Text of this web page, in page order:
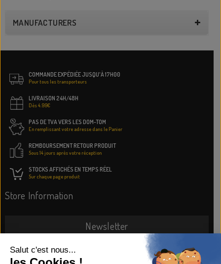
MANUFACTURERS
COMMANDE EXPÉDIÉE JUSQU'À 17H00
Pour tous les transporteurs
LIVRAISON 24H/48H
Dès 4.99€
PAS DE TVA VERS LES DOM-TOM
En remplissant votre adresse dans le Panier
REMBOURSEMENT RETOUR PRODUIT
Sous 14 jours après votre réception
STOCKS AFFICHÉS EN TEMPS RÉEL
Sur chaque page produit
Store Information
Newsletter